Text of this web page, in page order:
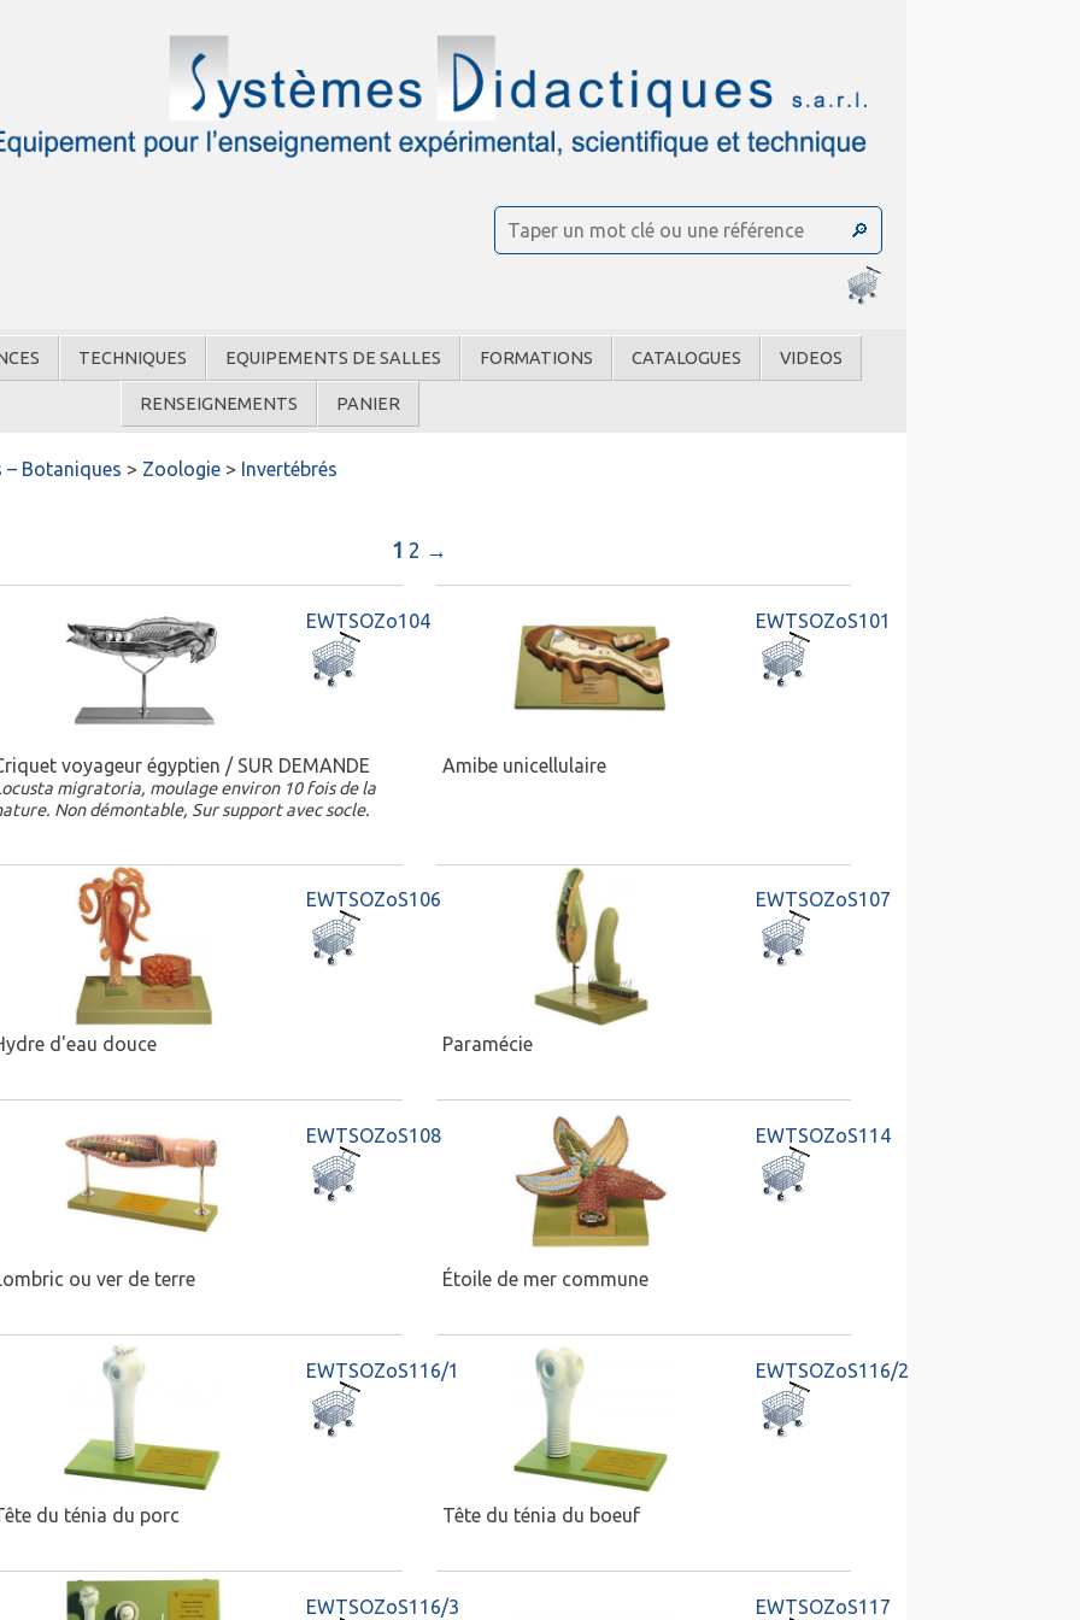
TECHNIQUES EQUIPEMENTS DE SALLES FORMATIONS CATALOGUES VIDEOS
RENSEIGNEMENTS PANIER
Botaniques > Zoologie > Invertébrés
1 2 →
EWTSOZo104
voyageur égyptien / SUR DEMANDE
migratoria, moulage environ 10 fois de la
Non démontable, Sur support avec socle.
EWTSOZoS101
Amibe unicellulaire
EWTSOZoS106
d'eau douce
EWTSOZoS107
Paramécie
EWTSOZoS108
ou ver de terre
EWTSOZoS114
Étoile de mer commune
EWTSOZoS116/1
du ténia du porc
EWTSOZoS116/2
Tête du ténia du boeuf
EWTSOZoS116/3 EWTSOZoS117